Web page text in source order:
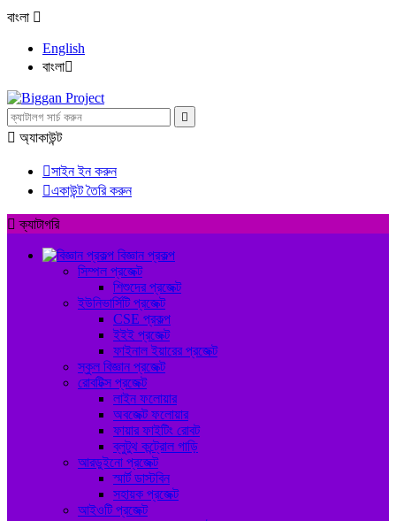
বাংলা 
English
বাংলা

 অ্যাকাউন্ট
সাইন ইন করুন
একাউন্ট তৈরি করুন
 ক্যাটাগরি
বিজ্ঞান প্রকল্প
সিম্পল প্রজেক্ট
শিশুদের প্রজেক্ট
ইউনিভার্সিটি প্রজেক্ট
CSE প্রকল্প
ইইই প্রজেক্ট
ফাইনাল ইয়ারের প্রজেক্ট
স্কুল বিজ্ঞান প্রজেক্ট
রোবটিক্স প্রজেক্ট
লাইন ফলোয়ার
অবজেক্ট ফলোয়ার
ফায়ার ফাইটিং রোবট
ব্লুটুথ কন্ট্রোল গাড়ি
আরডুইনো প্রজেক্ট
স্মার্ট ডাস্টবিন
সহায়ক প্রজেক্ট
আইওটি প্রজেক্ট